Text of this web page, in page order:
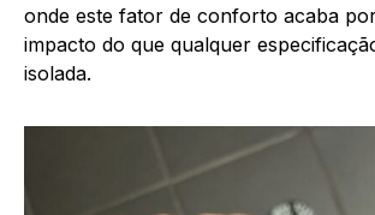
onde este fator de conforto acaba
impacto do que qualquer
isolada.